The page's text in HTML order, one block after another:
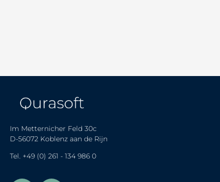
Im Metternicher Feld 30c
D-56072 Koblenz aan de Rijn
Tel. +49 (0) 261 - 134 986 0